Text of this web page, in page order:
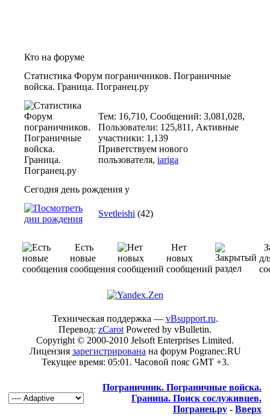
Кто на форуме
Статистика Форум пограничников. Пограничные
войска. Граница. Погранец.ру
Тем: 16,710, Сообщений: 3,081,028,
Пользователи: 125,811, Активные
участники: 1,139
Приветствуем нового
пользователя, iariga
Сегодня день рождения у
Svetleishi (42)
Есть
новые
сообщения
Нет
новых
сообщений
Техническая поддержка — vBsupport.ru.
Перевод: zCarot Powered by vBulletin.
Copyright © 2000-2010 Jelsoft Enterprises Limited.
Лицензия зарегистрирована на форум Pogranec.RU
Текущее время: 05:01 . Часовой пояс GMT +3.
Пограничник. Пограничные войска.
Граница. Поиск сослуживцев.
Погранец.ру - Вверх